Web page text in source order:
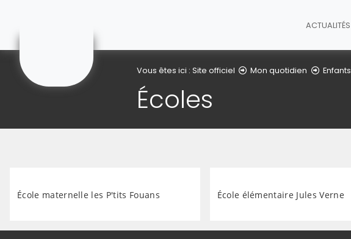
ACTUALITÉS
Vous êtes ici : Site officiel Mon quotidien Enfants
Écoles
École maternelle les P'tits Fouans École élémentaire Jules Verne